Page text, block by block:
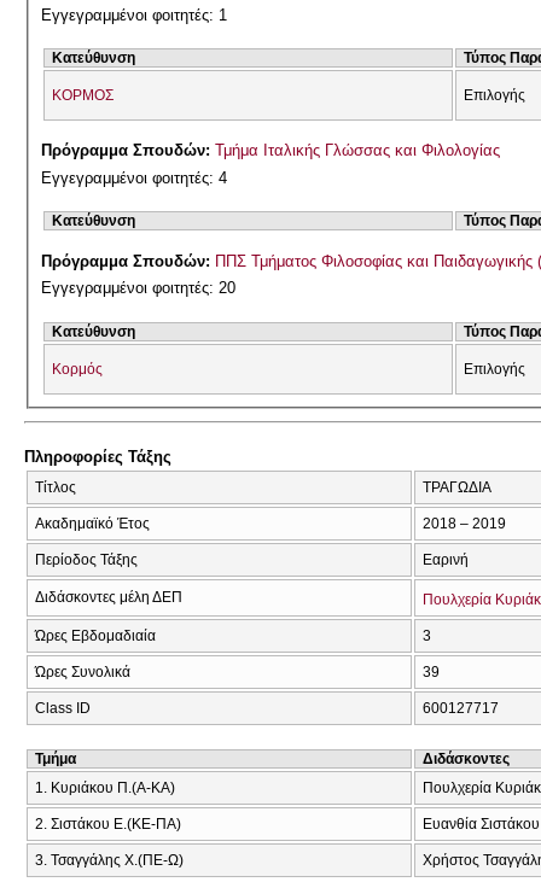
Εγγεγραμμένοι φοιτητές: 1
Κατεύθυνση Τύπος
ΚΟΡΜΟΣ Επιλογής
Πρόγραμμα Σπουδών:Τμήμα Ιταλικής Γλώσσας και Φιλολογίας
Εγγεγραμμένοι φοιτητές: 4
Κατεύθυνση Τύπος
Πρόγραμμα Σπουδών: ΠΠΣ Τμήματος Φιλοσοφίας και Παιδαγωγικής
Εγγεγραμμένοι φοιτητές: 20
Κατεύθυνση Τύπος
Κορμός Επιλογής
Πληροφορίες Τάξης
Τίτλος ΤΡΑΓΩΔΙΑ
Ακαδημαϊκό Έτος 2018 – 2019
Περίοδος Τάξης Εαρινή
Διδάσκοντες μέλη ΔΕΠ Πουλχερία
Ώρες Εβδομαδιαία 3
Ώρες Συνολικά 39
Class ID 600127717
Τμήμα
Διδάσκοντες
1. Κυριάκου Π.(Α-ΚΑ)
Πουλχερία
2. Σιστάκου Ε.(ΚΕ-ΠΑ) Ευανθία Σιστάκου
3. Τσαγγάλης Χ.(ΠΕ-Ω) Χρήστος